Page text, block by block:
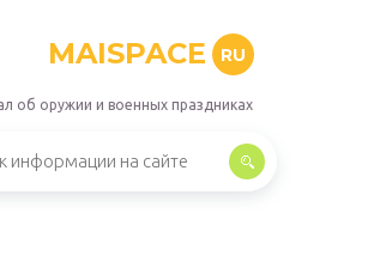
MAISPACE RU
об оружии и военных праздниках